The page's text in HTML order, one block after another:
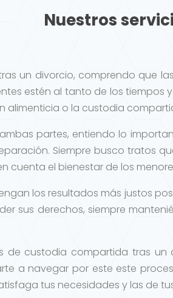
Nuestros
un divorcio, comprendo que
estén al tanto de los
alimenticia o la custodia
partes, entiendo lo
Siempre busco tratos
cuenta el bienestar de los
los resultados más justos
sus derechos, siempre
de custodia compartida tras
a navegar por este este
tus necesidades y las de